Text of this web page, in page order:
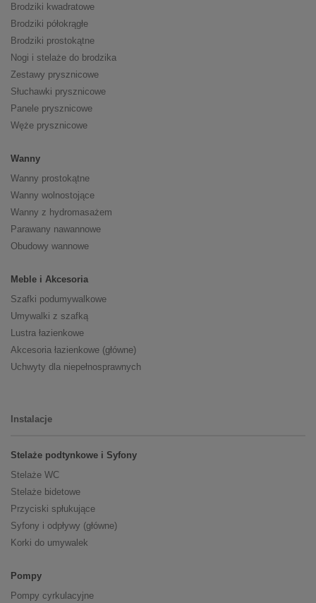
Brodziki kwadratowe
Brodziki półokrągłe
Brodziki prostokątne
Nogi i stelaże do brodzika
Zestawy prysznicowe
Słuchawki prysznicowe
Panele prysznicowe
Węże prysznicowe
Wanny
Wanny prostokątne
Wanny wolnostojące
Wanny z hydromasażem
Parawany nawannowe
Obudowy wannowe
Meble i Akcesoria
Szafki podumywalkowe
Umywalki z szafką
Lustra łazienkowe
Akcesoria łazienkowe (główne)
Uchwyty dla niepełnosprawnych
Instalacje
Stelaże podtynkowe i Syfony
Stelaże WC
Stelaże bidetowe
Przyciski spłukujące
Syfony i odpływy (główne)
Korki do umywalek
Pompy
Pompy cyrkulacyjne